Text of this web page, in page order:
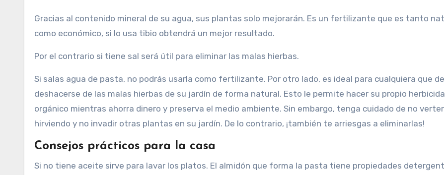
Gracias al contenido mineral de su agua, sus plantas solo mejorarán. Es un fertilizante que es tanto
como económico, si lo usa tibio obtendrá un mejor resultado.
Por el contrario si tiene sal será útil para eliminar las malas hierbas.
Si salas agua de pasta, no podrás usarla como fertilizante. Por otro lado, es ideal para cualquiera que
deshacerse de las malas hierbas de su jardín de forma natural. Esto le permite hacer su propio herbicida
orgánico mientras ahorra dinero y preserva el medio ambiente. Sin embargo, tenga cuidado de no
hirviendo y no invadir otras plantas en su jardín. De lo contrario, ¡también te arriesgas a eliminarlas!
Consejos prácticos para la casa
Si no tiene aceite sirve para lavar los platos. El almidón que forma la pasta tiene propiedades